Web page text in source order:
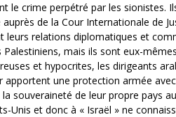
le crime perpétré par les sionistes.
de la Cour Internationale de
leurs relations diplomatiques et
mais ils sont eux-
et hypocrites, les dirigeants
apportent une protection armée
souveraineté de leur propre pays
Unis et donc à « Israël » ne
Comité Action Palestine